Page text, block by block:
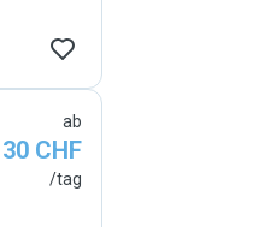
ab
30 CHF
/tag